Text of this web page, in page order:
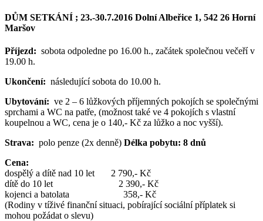
DŮM SETKÁNÍ ; 23.-30.7.2016 Dolní Albeřice 1, 542 26 Horní
Maršov
Příjezd: sobota odpoledne po 16.00 h., začátek společnou večeří v
19.00 h.
Ukončení: následující sobota do 10.00 h.
Ubytování: ve 2 – 6 lůžkových příjemných pokojích se společnými
sprchami a WC na patře, (možnost také ve 4 pokojích s vlastní
koupelnou a WC, cena je o 140,- Kč za lůžko a noc vyšší).
Strava: polo penze (2x denně) Délka pobytu: 8 dnů
Cena:
dospělý a dítě nad 10 let 2 790,- Kč
dítě do 10 let 2 390,- Kč
kojenci a batolata 358,- Kč
(Rodiny v tíživé finanční situaci, pobírající sociální příplatek si
mohou požádat o slevu)